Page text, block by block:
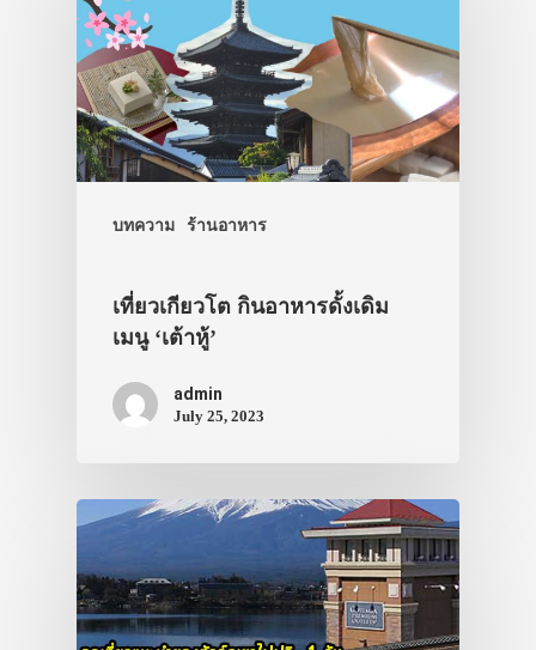
บทความ ร้านอาหาร
เที่ยวเกียวโต กินอาหารดั้งเดิม
เมนู ‘เต้าหู้’
admin
July 25, 2023